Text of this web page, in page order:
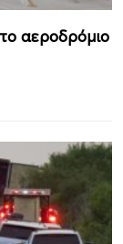
αεροδρόμιο